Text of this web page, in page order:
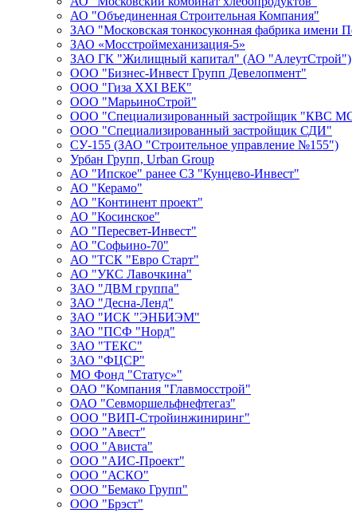
АО "Объединенная Строительная Компания"
ЗАО "Московская тонкосуконная фабрика имени
ЗАО «Мосстроймеханизация-5»
ЗАО ГК "Жилищный капитал" (АО "АлеутСтрой")
ООО "Бизнес-Инвест Групп Девелопмент"
ООО "Гиза XXI ВЕК"
ООО "МарьиноСтрой"
ООО "Специализированный застройщик "КВС
ООО "Специализированный застройщик СДИ"
СУ-155 (ЗАО "Строительное управление №155")
Урбан Групп, Urban Group
АО "Ипское" ранее СЗ "Кунцево-Инвест"
АО "Керамо"
АО "Континент проект"
АО "Косинское"
АО "Пересвет-Инвест"
АО "Софьино-70"
АО "ТСК "Евро Старт"
АО "УКС Лавочкина"
ЗАО "ДВМ группа"
ЗАО "Десна-Ленд"
ЗАО "ИСК "ЭНБИЭМ"
ЗАО "ПСФ "Норд"
ЗАО "ТЕКС"
ЗАО "ФЦСР"
МО Фонд "Статус»"
ОАО "Компания "Главмосстрой"
ОАО "Севморшельфнефтегаз"
ООО "ВИП-Стройинжиниринг"
ООО "Авест"
ООО "Ависта"
ООО "АИС-Проект"
ООО "АСКО"
ООО "Бемако Групп"
ООО "Брэст"